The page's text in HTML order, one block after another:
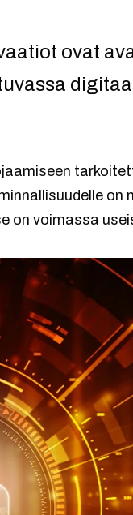
ovat
on
on voimassa